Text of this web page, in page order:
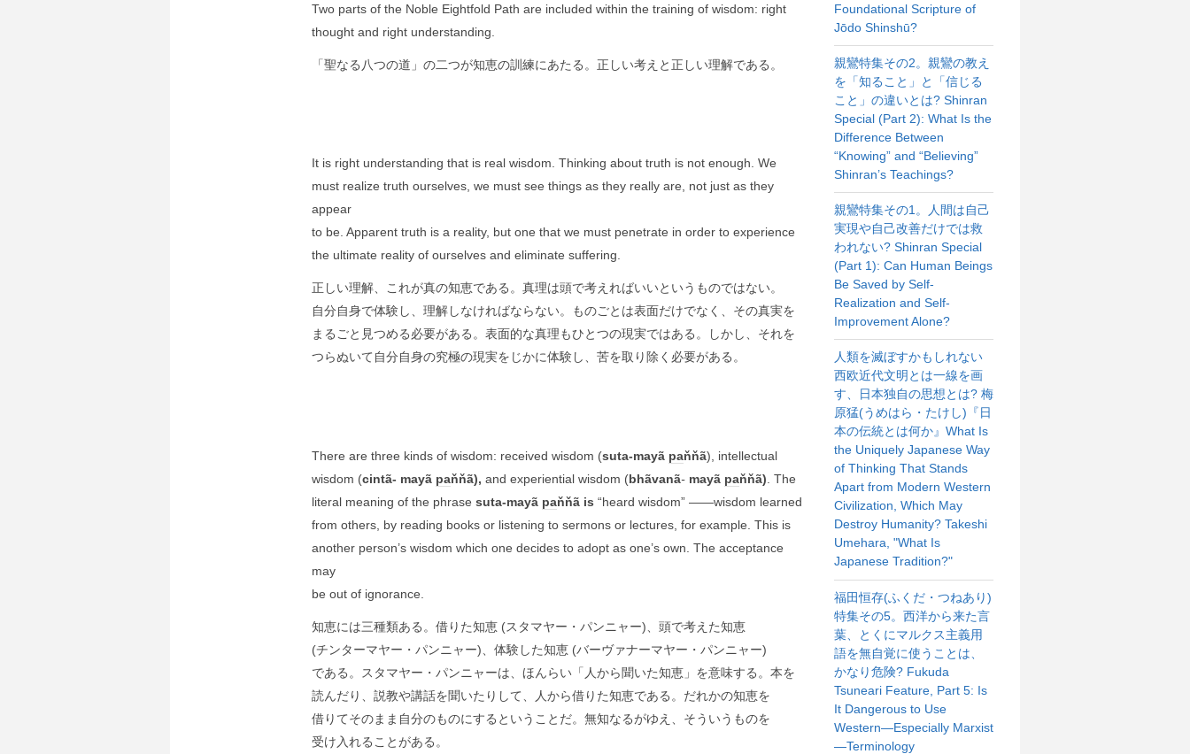
Two parts of the Noble Eightfold Path are included within the training of wisdom: right
thought and right understanding.
「聖なる八つの道」の二つが知恵の訓練にあたる。正しい考えと正しい理解である。
It is right understanding that is real wisdom. Thinking about truth is not enough. We
must realize truth ourselves, we must see things as they really are, not just as they
appear
to be. Apparent truth is a reality, but one that we must penetrate in order to experience
the ultimate reality of ourselves and eliminate suffering.
正しい理解、これが真の知恵である。真理は頭で考えればいいというものではない。
自分自身で体験し、理解しなければならない。ものごとは表面だけでなく、その真実を
まるごと見つめる必要がある。表面的な真理もひとつの現実ではある。しかし、それを
つらぬいて自分自身の究極の現実をじかに体験し、苦を取り除く必要がある。
There are three kinds of wisdom: received wisdom (suta-mayã paňňã), intellectual
wisdom (cintã- mayã paňňã), and experiential wisdom (bhãvanã- mayã paňňã) . The
literal meaning of the phrase suta-mayã paňňã is “heard wisdom” ――wisdom learned
from others, by reading books or listening to sermons or lectures, for example. This is
another person’s wisdom which one decides to adopt as one’s own. The acceptance
may
be out of ignorance.
知恵には三種類ある。借りた知恵 (スタマヤー・パンニャー)、頭で考えた知恵
(チンターマヤー・パンニャー)、体験した知恵 (バーヴァナーマヤー・パンニャー)
である。スタマヤー・パンニャーは、ほんらい「人から聞いた知恵」を意味する。本を
読んだり、説教や講話を聞いたりして、人から借りた知恵である。だれかの知恵を
借りてそのまま自分のものにするということだ。無知なるがゆえ、そういうものを
受け入れることがある。
Foundational Scripture of
Jōdo Shinshū?
親鸞特集その2。親鸞の教え
を「知ること」と「信じる
こと」の違いとは? Shinran
Special (Part 2): What Is the
Difference Between
“Knowing” and “Believing”
Shinran’s Teachings?
親鸞特集その1。人間は自己
実現や自己改善だけでは救
われない? Shinran Special
(Part 1): Can Human Beings
Be Saved by Self-
Realization and Self-
Improvement Alone?
人類を滅ぼすかもしれない
西欧近代文明とは一線を画
す、日本独自の思想とは? 梅
原猛(うめはら・たけし)『日
本の伝統とは何か』What Is
the Uniquely Japanese Way
of Thinking That Stands
Apart from Modern Western
Civilization, Which May
Destroy Humanity? Takeshi
Umehara, "What Is
Japanese Tradition?"
福田恒存(ふくだ・つねあり)
特集その5。西洋から来た言
葉、とくにマルクス主義用
語を無自覚に使うことは、
かなり危険? Fukuda
Tsuneari Feature, Part 5: Is
It Dangerous to Use
Western—Especially Marxist
—Terminology